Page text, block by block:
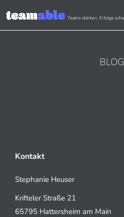
BLOG
Kontakt
Stephanie Heuser
Krifteler Straße 21
65795 Hattersheim am Main